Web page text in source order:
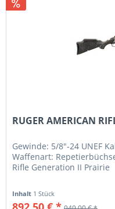
RUGER AMERICAN
Gewinde: 5/8"-24 UNEF
Waffenart:
Rifle Generation II Prairie
Inhalt 1 Stück